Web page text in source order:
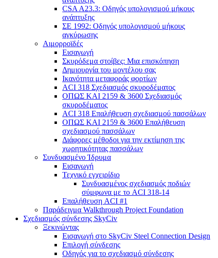
CSA A23.3: Οδηγός υπολογισμού μήκους
ανάπτυξης
ΣΕ 1992: Οδηγός υπολογισμού μήκους
αγκύρωσης
Αιμορροϊδές
Εισαγωγή
Σκυρόδεμα στοίβες: Μια επισκόπηση
Δημιουργία του μοντέλου σας
Ικανότητα μεταφοράς φορτίων
ACI 318 Σχεδιασμός σκυροδέματος
ΟΠΩΣ ΚΑΙ 2159 & 3600 Σχεδιασμός
σκυροδέματος
ACI 318 Επαλήθευση σχεδιασμού πασσάλων
ΟΠΩΣ ΚΑΙ 2159 & 3600 Επαλήθευση
σχεδιασμού πασσάλων
Διάφορες μέθοδοι για την εκτίμηση της
χωρητικότητας πασσάλων
Συνδυασμένο Ίδρυμα
Εισαγωγή
Τεχνικό εγχειρίδιο
Συνδυασμένος σχεδιασμός ποδιών
σύμφωνα με το ACI 318-14
Επαλήθευση ACI #1
Παράδειγμα Walkthrough Project Foundation
Σχεδιασμός σύνδεσης SkyCiv
Ξεκινώντας
Εισαγωγή στο SkyCiv Steel Connection Design
Επιλογή σύνδεσης
Οδηγός για το σχεδιασμό σύνδεσης